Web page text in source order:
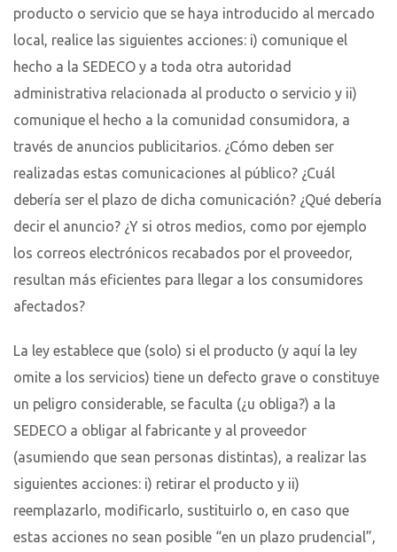
producto o servicio que se haya introducido al mercado
local, realice las siguientes acciones: i) comunique el
hecho a la SEDECO y a toda otra autoridad
administrativa relacionada al producto o servicio y ii)
comunique el hecho a la comunidad consumidora, a
través de anuncios publicitarios. ¿Cómo deben ser
realizadas estas comunicaciones al público? ¿Cuál
debería ser el plazo de dicha comunicación? ¿Qué debería
decir el anuncio? ¿Y si otros medios, como por ejemplo
los correos electrónicos recabados por el proveedor,
resultan más eficientes para llegar a los consumidores
afectados?
La ley establece que (solo) si el producto (y aquí la ley
omite a los servicios) tiene un defecto grave o constituye
un peligro considerable, se faculta (¿u obliga?) a la
SEDECO a obligar al fabricante y al proveedor
(asumiendo que sean personas distintas), a realizar las
siguientes acciones: i) retirar el producto y ii)
reemplazarlo, modificarlo, sustituirlo o, en caso que
estas acciones no sean posible “en un plazo prudencial”,